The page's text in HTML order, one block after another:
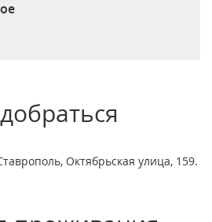
Октябрьская улица, 159.